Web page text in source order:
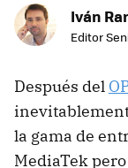
Iván
Editor
Después del
la gama de
MediaTek